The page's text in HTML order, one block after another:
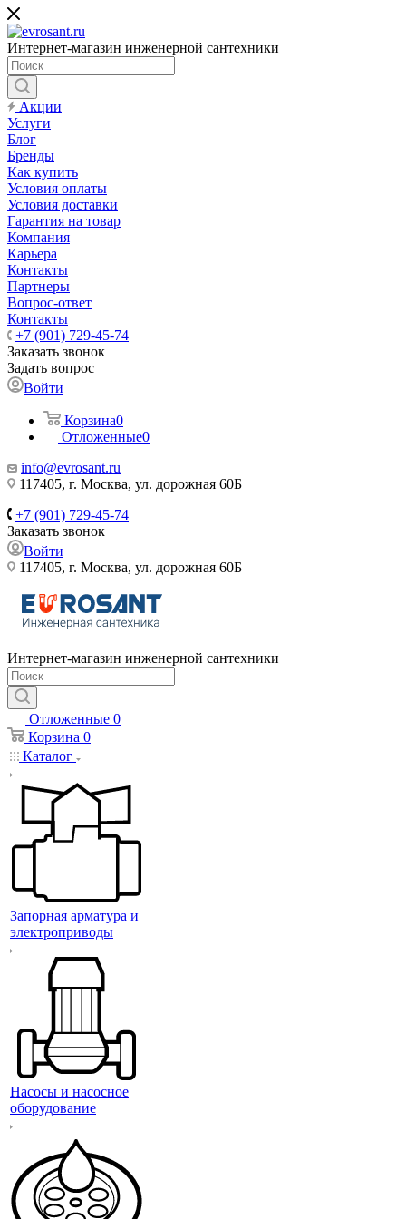
Интернет-магазин инженерной сантехники
Акции
Услуги
Блог
Бренды
Как купить
Условия оплаты
Условия доставки
Гарантия на товар
Компания
Карьера
Контакты
Партнеры
Вопрос-ответ
Контакты
+7 (901) 729-45-74
Заказать звонок
Задать вопрос
Войти
Корзина0
Отложенные0
info@evrosant.ru
117405, г. Москва, ул. дорожная 60Б
+7 (901) 729-45-74
Заказать звонок
Войти
117405, г. Москва, ул. дорожная 60Б
Интернет-магазин инженерной сантехники
Отложенные 0
Корзина 0
Каталог
Запорная арматура и
электроприводы
Насосы и насосное
оборудование